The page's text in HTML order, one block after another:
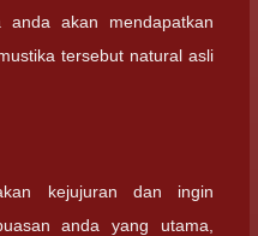
anda akan mendapatkan
tersebut natural asli
kejujuran dan ingin
anda yang utama,